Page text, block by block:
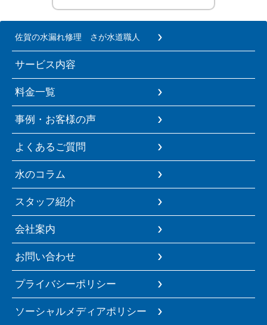
佐賀の水漏れ修理 さが水道職人
サービス内容
料金一覧
事例・お客様の声
よくあるご質問
水のコラム
スタッフ紹介
会社案内
お問い合わせ
プライバシーポリシー
ソーシャルメディアポリシー